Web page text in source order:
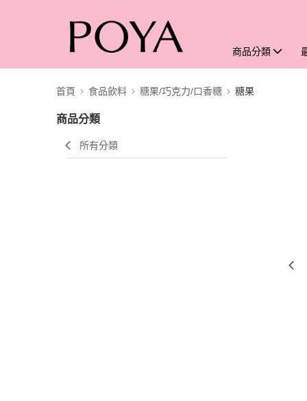
商品分類
首頁 食品飲料 糖果/巧克力/口香糖 糖果
商品分類
所有分類